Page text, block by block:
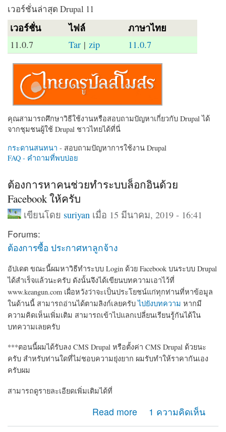
เวอร์ชั่นล่าสุด Drupal 11
เวอร์ชั่น ไฟล์ ภาษาไทย
11.0.7 Tar | zip 11.0.7
คุณสามารถศึกษาวิธีใช้งานหรือสอบถามปัญหาเกี่ยวกับ Drupal ได้
จากชุมชนผู้ใช้ Drupal ชาวไทยได้ที่นี่
กระดานสนทนา - สอบถามปัญหาการใช้งาน Drupal
FAQ - คำถามที่พบบ่อย
ต้องการหาคนช่วยทำระบบล็อกอินด้วย
Facebook ให้ครับ
เขียนโดย suriyan เมื่อ 15 มีนาคม, 2019 - 16:41
Forums:
ต้องการซื้อ ประกาศหาลูกจ้าง
อัปเดต ขณะนี้ผมหาวิธีทำระบบ Login ด้วย Facebook บนระบบ Drupal
ได้สำเร็จแล้วนะครับ ดังนั้นจึงได้เขียนบทความเอาไว้ที่
www.keangun.com เผื่อหวังว่าจะเป็นประโยชน์แก่ทุกท่านที่หาข้อมูล
ในด้านนี้ สามารถอ่านได้ตามลิงก์เลยครับไปยังบทความ หากมี
ความคิดเห็นเพิ่มเติม สามารถเข้าไปแลกเปลี่ยนเรียนรู้กันได้ใน
บทความเลยครับ
***ตอนนี้ผมได้รับลง CMS Drupal หรือตั้งค่า CMS Drupal ด้วยนะ
ครับ สำหรับท่านใดที่ไม่ชอบความยุ่งยาก ผมรับทำให้ราคากันเอง
ครับผม
สามารถดูรายละเอียดเพิ่มเติมได้ที่
Read more
about ต้องการหาคนช่วยทำระบบล็อกอินด้วย Facebook ให้
ครับ
1 ความคิดเห็น